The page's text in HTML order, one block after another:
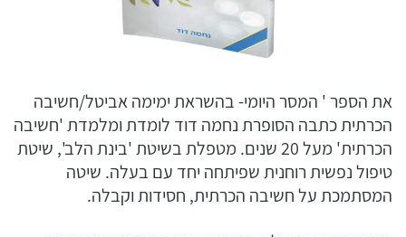
את הספר ' המסר היומי- בהשראת ימימה אביטל/חשיבה
הכרתית כתבה הסופרת נחמה דוד לומדת ומלמדת 'חשיבה
הכרתית' מעל 20 שנים. מטפלת בשיטת 'בינת הלב', שיטת
טיפול נפשית רוחנית שפיתחה יחד עם בעלה. שיטה
המסתמכת על חשיבה הכרתית, חסידות וקבלה.